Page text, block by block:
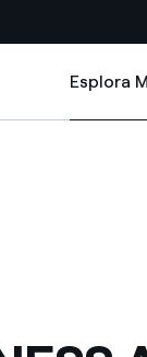
fonti rinnovabili
Esplora
Esplora
DAY IL PRIMO
AS UNUSUAL", IL